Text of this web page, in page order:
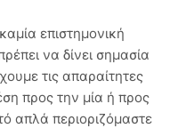
επιστημονική
να δίνει σημασία
τις απαραίτητες
προς την μία ή προς
απλά περιοριζόμαστε